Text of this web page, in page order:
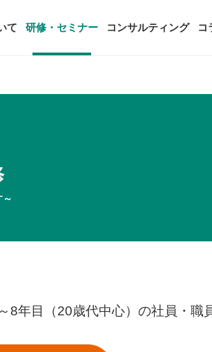
て 研修・セミナー コンサルティング コ
ム
流活動
JCSI）
る調査研究・提言
は
・セミナー
研修（企業内研修）
紹介
8年目（20歳代中心）の社員・職